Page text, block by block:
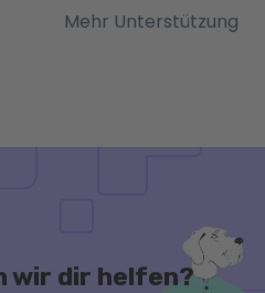
Übersetzungen anzeigen
Mehr Unterstützung
wir dir helfen?